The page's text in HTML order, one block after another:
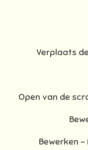
Verplaats
Open van de
Bewerken -